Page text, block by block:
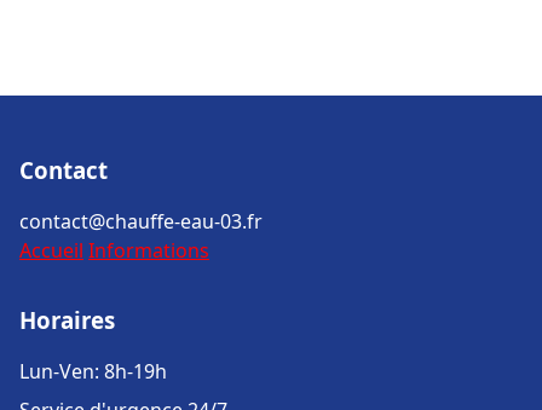
Contact
contact@chauffe-eau-03.fr
Accueil Informations
Horaires
Lun-Ven: 8h-19h